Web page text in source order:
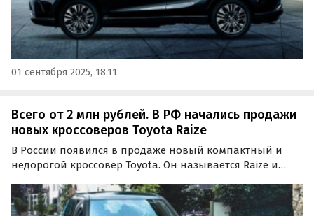
01 сентября 2025, 18:11
Всего от 2 млн рублей. В РФ начались продажи
новых кроссоверов Toyota Raize
В России появился в продаже новый компактный и
недорогой кроссовер Toyota. Он называется Raize и
а цены на него на одном из сайтов объявлений сейчас
стартуют от 2 000 000 рублей, пишут…